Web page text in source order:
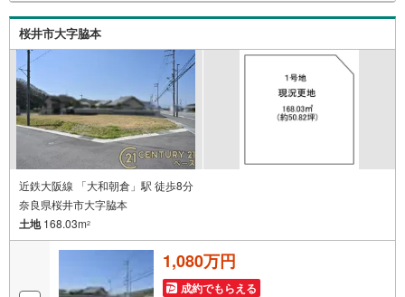
問い合わせください。-----------------------------
桜井市大字脇本
近鉄大阪線 「大和朝倉」駅 徒歩8分
奈良県桜井市大字脇本
土地168.03m2
1,080万円
成約でもらえる